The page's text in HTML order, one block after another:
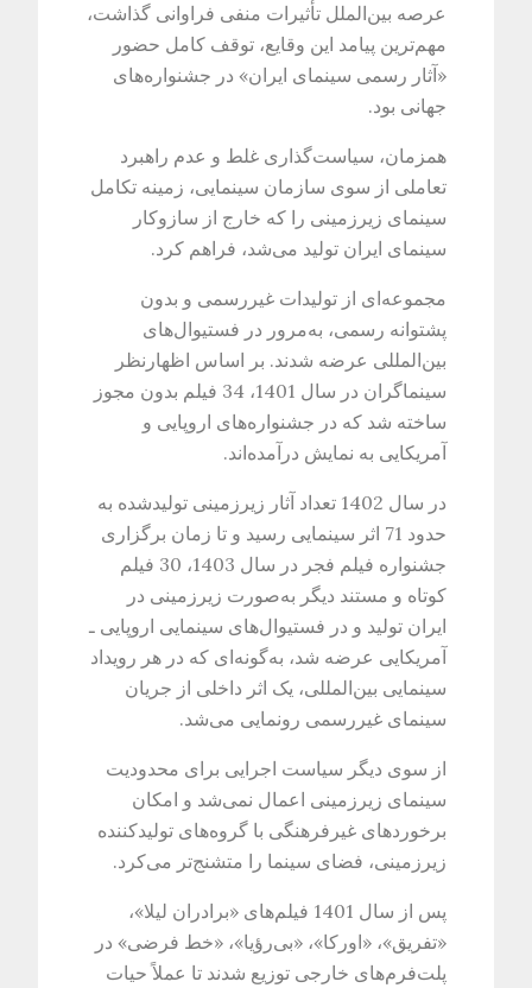
عرصه بین‌الملل تأثیرات منفی فراوانی گذاشت،
مهم‌ترین پیامد این وقایع، توقف کامل حضور
«آثار رسمی سینمای ایران» در جشنواره‌های
جهانی بود.
همزمان، سیاست‌گذاری غلط و عدم راهبرد
تعاملی از سوی سازمان سینمایی، زمینه تکامل
سینمای زیرزمینی را که خارج از سازوکار
سینمای ایران تولید می‌شد، فراهم کرد.
مجموعه‌ای از تولیدات غیررسمی و بدون
پشتوانه رسمی، به‌مرور در فستیوال‌های
بین‌المللی عرضه شدند. بر اساس اظهارنظر
سینماگران در سال 1401، 34 فیلم بدون مجوز
ساخته شد که در جشنواره‌های اروپایی و
آمریکایی به نمایش درآمده‌اند.
در سال 1402 تعداد آثار زیرزمینی تولیدشده به
حدود 71 اثر سینمایی رسید و تا زمان برگزاری
جشنواره فیلم فجر در سال 1403، 30 فیلم
کوتاه و مستند دیگر به‌صورت زیرزمینی در
ایران تولید و در فستیوال‌های سینمایی اروپایی ـ
آمریکایی عرضه شد، به‌گونه‌ای که در هر رویداد
سینمایی بین‌المللی، یک اثر داخلی از جریان
سینمای غیررسمی رونمایی می‌شد.
از سوی دیگر سیاست اجرایی برای محدودیت
سینمای زیرزمینی اعمال نمی‌شد و امکان
برخوردهای غیرفرهنگی با گروه‌های تولیدکننده
زیرزمینی، فضای سینما را متشنج‌تر می‌کرد.
پس از سال 1401 فیلم‌های «برادران لیلا»،
«تفریق»، «اورکا»، «بی‌رؤیا»، «خط فرضی» در
پلت‌فرم‌های خارجی توزیع شدند تا عملاً حیات